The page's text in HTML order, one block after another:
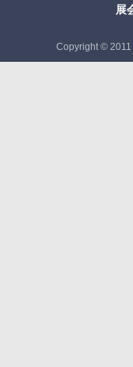
展
Copyright © 2011